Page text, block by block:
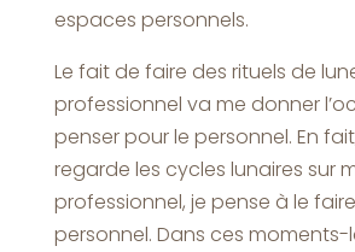
espaces personnels.
Le fait de faire des rituels de
professionnel va me donner
penser pour le personnel. En
regarde les cycles lunaires sur
professionnel, je pense à le
personnel. Dans ces moments-